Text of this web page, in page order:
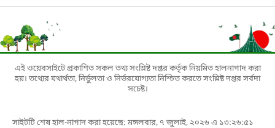
এই ওয়েবসাইটে প্রকাশিত সকল তথ্য সংশ্লিষ্ট দপ্তর কর্তৃক নিয়মিত হালনাগাদ করা
হয়। তথ্যের যথার্থতা, নির্ভুলতা ও নির্ভরযোগ্যতা নিশ্চিত করতে সংশ্লিষ্ট দপ্তর সর্বদা
সচেষ্ট।
সাইটটি শেষ হাল-নাগাদ করা হয়েছে: মঙ্গলবার, ৭ জুলাই, ২০২৬ এ ১৩:২৬:৫১